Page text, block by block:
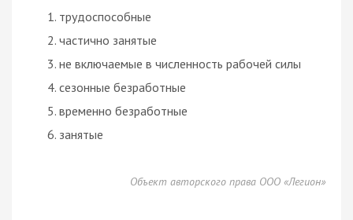
трудоспособные
частично занятые
не включаемые в численность рабочей силы
сезонные безработные
временно безработные
занятые
Объект авторского права ООО «Легион»